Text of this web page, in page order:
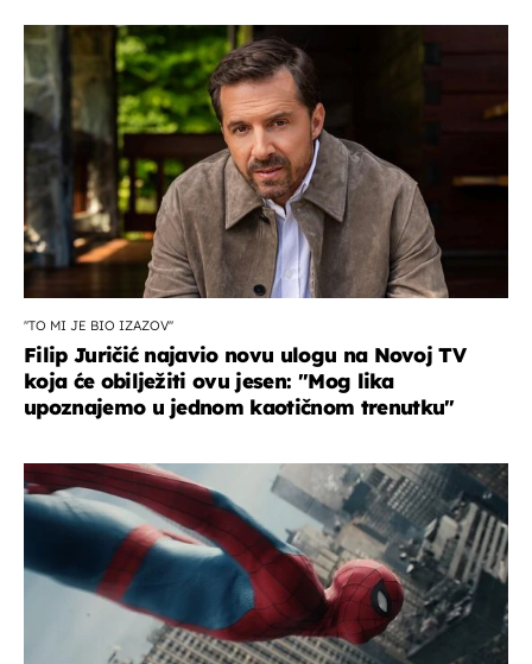
''TO MI JE BIO IZAZOV''
Filip Juričić najavio novu ulogu na Novoj TV
koja će obilježiti ovu jesen: ''Mog lika
upoznajemo u jednom kaotičnom trenutku''